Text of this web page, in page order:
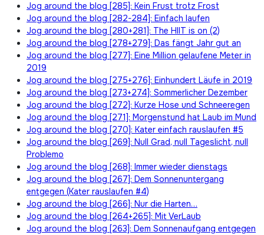
Jog around the blog [285]: Kein Frust trotz Frost
Jog around the blog [282-284]: Einfach laufen
Jog around the blog [280+281]: The HIIT is on (2)
Jog around the blog [278+279]: Das fängt Jahr gut an
Jog around the blog [277]: Eine Million gelaufene Meter in
2019
Jog around the blog [275+276]: Einhundert Läufe in 2019
Jog around the blog [273+274]: Sommerlicher Dezember
Jog around the blog [272]: Kurze Hose und Schneeregen
Jog around the blog [271]: Morgenstund hat Laub im Mund
Jog around the blog [270]: Kater einfach rauslaufen #5
Jog around the blog [269]: Null Grad, null Tageslicht, null
Problemo
Jog around the blog [268]: Immer wieder dienstags
Jog around the blog [267]: Dem Sonnenuntergang
entgegen (Kater rauslaufen #4)
Jog around the blog [266]: Nur die Harten…
Jog around the blog [264+265]: Mit VerLaub
Jog around the blog [263]: Dem Sonnenaufgang entgegen